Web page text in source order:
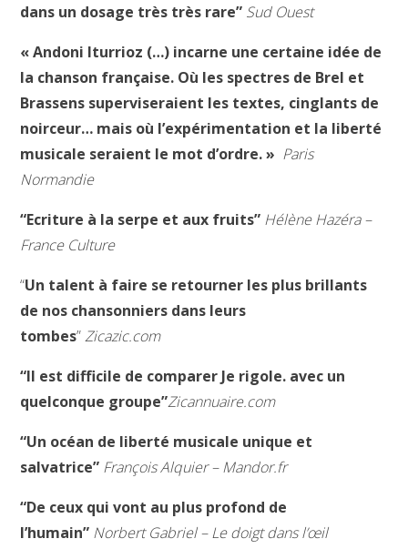
dans un dosage très très rare” Sud Ouest
« Andoni Iturrioz (…) incarne une certaine idée de
la chanson française. Où les spectres de Brel et
Brassens superviseraient les textes, cinglants de
noirceur… mais où l’expérimentation et la liberté
musicale seraient le mot d’ordre. » Paris
Normandie
“Ecriture à la serpe et aux fruits” Hélène Hazéra –
France Culture
“Un talent à faire se retourner les plus brillants
de nos chansonniers dans leurs
tombes”Zicazic.com
“Il est difficile de comparer Je rigole. avec un
quelconque groupe”Zicannuaire.com
“Un océan de liberté musicale unique et
salvatrice” François Alquier – Mandor.fr
“De ceux qui vont au plus profond de
l’humain” Norbert Gabriel – Le doigt dans l’œil